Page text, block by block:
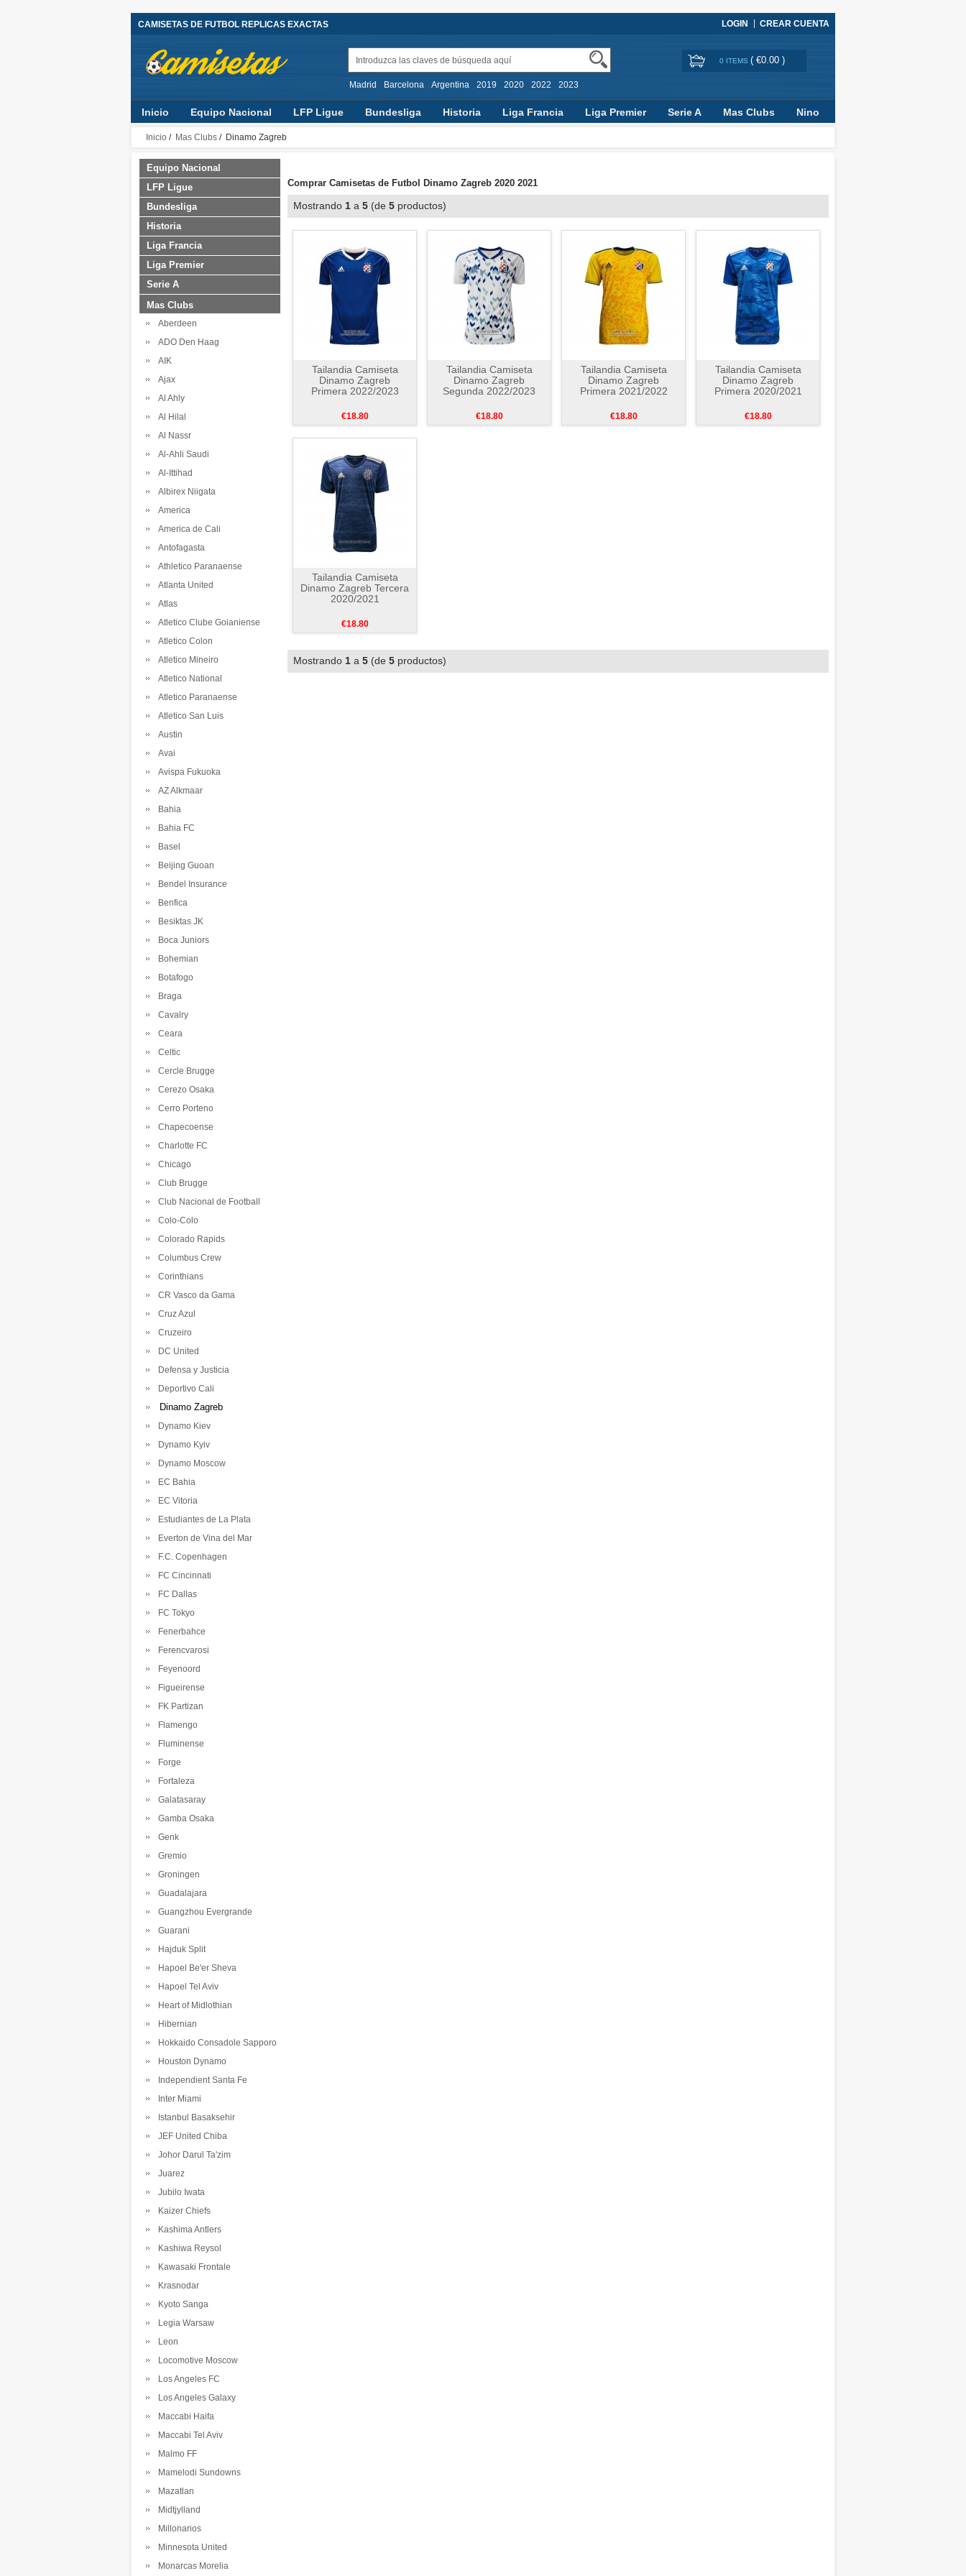
CAMISETAS DE FUTBOL REPLICAS EXACTAS LOGIN CREAR CUENTA
Madrid Barcelona Argentina 2019 2020 2022 2023
0 ITEMS ( €0.00 )
Inicio Equipo Nacional LFP Ligue Bundesliga Historia Liga Francia Liga Premier Serie A Mas Clubs Nino
Inicio / Mas Clubs / Dinamo Zagreb
Equipo Nacional
LFP Ligue
Bundesliga
Historia
Liga Francia
Liga Premier
Serie A
Mas Clubs
Aberdeen
ADO Den Haag
AIK
Ajax
Al Ahly
Al Hilal
Al Nassr
Al-Ahli Saudi
Al-Ittihad
Albirex Niigata
America
America de Cali
Antofagasta
Athletico Paranaense
Atlanta United
Atlas
Atletico Clube Goianiense
Atletico Colon
Atletico Mineiro
Atletico National
Atletico Paranaense
Atletico San Luis
Austin
Avai
Avispa Fukuoka
AZ Alkmaar
Bahia
Bahia FC
Basel
Beijing Guoan
Bendel Insurance
Benfica
Besiktas JK
Boca Juniors
Bohemian
Botafogo
Braga
Cavalry
Ceara
Celtic
Cercle Brugge
Cerezo Osaka
Cerro Porteno
Chapecoense
Charlotte FC
Chicago
Club Brugge
Club Nacional de Football
Colo-Colo
Colorado Rapids
Columbus Crew
Corinthians
CR Vasco da Gama
Cruz Azul
Cruzeiro
DC United
Defensa y Justicia
Deportivo Cali
Dinamo Zagreb
Dynamo Kiev
Dynamo Kyiv
Dynamo Moscow
EC Bahia
EC Vitoria
Estudiantes de La Plata
Everton de Vina del Mar
F.C. Copenhagen
FC Cincinnati
FC Dallas
FC Tokyo
Fenerbahce
Ferencvarosi
Feyenoord
Figueirense
FK Partizan
Flamengo
Fluminense
Forge
Fortaleza
Galatasaray
Gamba Osaka
Genk
Gremio
Groningen
Guadalajara
Guangzhou Evergrande
Guarani
Hajduk Split
Hapoel Be'er Sheva
Hapoel Tel Aviv
Heart of Midlothian
Hibernian
Hokkaido Consadole Sapporo
Houston Dynamo
Independient Santa Fe
Inter Miami
Istanbul Basaksehir
JEF United Chiba
Johor Darul Ta'zim
Juarez
Jubilo Iwata
Kaizer Chiefs
Kashima Antlers
Kashiwa Reysol
Kawasaki Frontale
Krasnodar
Kyoto Sanga
Legia Warsaw
Leon
Locomotive Moscow
Los Angeles FC
Los Angeles Galaxy
Maccabi Haifa
Maccabi Tel Aviv
Malmo FF
Mamelodi Sundowns
Mazatlan
Midtjylland
Millonarios
Minnesota United
Monarcas Morelia
Comprar Camisetas de Futbol Dinamo Zagreb 2020 2021
Mostrando 1 a 5 (de 5 productos)
Tailandia Camiseta
Dinamo Zagreb
Primera 2022/2023
€18.80
Tailandia Camiseta
Dinamo Zagreb
Segunda 2022/2023
€18.80
Tailandia Camiseta
Dinamo Zagreb
Primera 2021/2022
€18.80
Tailandia Camiseta
Dinamo Zagreb
Primera 2020/2021
€18.80
Tailandia Camiseta
Dinamo Zagreb Tercera
2020/2021
€18.80
Mostrando 1 a 5 (de 5 productos)